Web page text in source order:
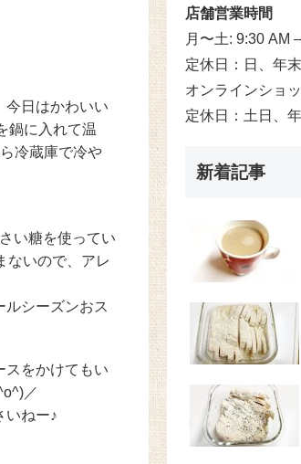
今日はかわいい
鍋に入れて温
冷蔵庫で冷や
い糖を使ってい
ないので、アレ
ルシーズンおス
スをかけてもい
／
いねー♪
店舗営業時間
月〜土: 9:30 AM
定休日：日、年
オンラインショ
定休日：土日、
新着記事